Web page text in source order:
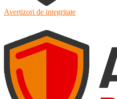
Avertizori de integritate